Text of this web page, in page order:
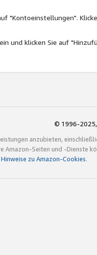
"Kontoeinstellungen".
und klicken Sie auf
© 1996-2025,
anzubieten,
Amazon-Seiten und -Dienste
Hinweise zu Amazon-Cookies.